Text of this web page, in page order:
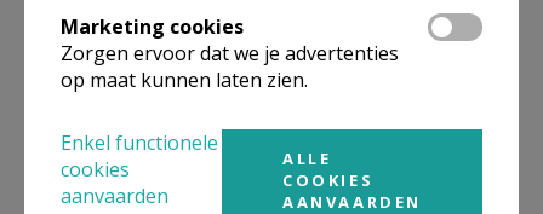
Niet gevonden wat je zocht? Hier vind je
links naar kerken, eventueel van andere
organisaties, in de buurt.
Kerken in of nabij
Roosdaal - Kattem
Marketing cookies
Zorgen ervoor dat we je advertenties
op maat kunnen laten zien.
Enkel functionele
cookies
aanvaarden
ALLE
COOKIES
AANVAARDEN